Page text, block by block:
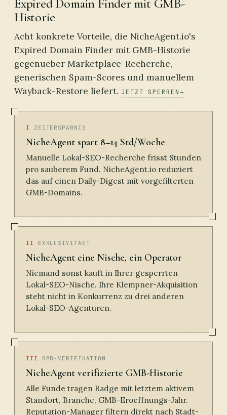
Historie
Acht konkrete Vorteile, die NicheAgent.io's
Expired Domain Finder mit GMB-Historie
gegenueber Marketplace-Recherche,
generischen Spam-Scores und manuellem
Wayback-Restore liefert. JETZT SPERREN
I ZEITERSPARNIS
NicheAgent spart 8–14 Std/Woche
Manuelle Lokal-SEO-Recherche frisst Stunden
pro sauberem Fund. NicheAgent.io reduziert
das auf einen Daily-Digest mit vorgefilterten
GMB-Domains.
II EXKLUSIVITAET
NicheAgent eine Nische, ein Operator
Niemand sonst kauft in Ihrer gesperrten
Lokal-SEO-Nische. Ihre Klempner-Akquisition
steht nicht in Konkurrenz zu drei anderen
Lokal-SEO-Agenturen.
III GMB-VERIFIKATION
NicheAgent verifizierte GMB-Historie
Alle Funde tragen Badge mit letztem aktivem
Standort, Branche, GMB-Eroeffnungs-Jahr.
Reputation-Manager filtern direkt nach Stadt-